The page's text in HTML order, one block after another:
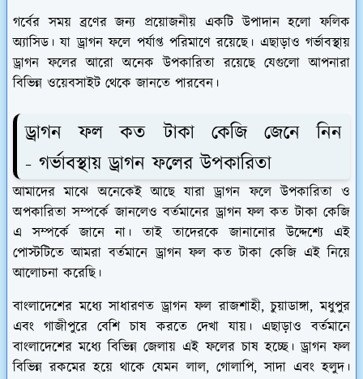
গর্বের সময় ব্রণের জন্য প্রয়োজনীয় একটি উপাদান হলো ফলিক
অ্যাসিড। যা ড্রাগন ফলে পর্যাপ্ত পরিমাণে রয়েছে। এছাড়াও গর্ভাবস্থায়
ড্রাগন ফলের আরো অনেক উপকারিতা রয়েছে যেগুলো আপনারা
বিভিন্ন ওয়েবসাইট থেকে জানতে পারবেন।
ড্রাগন ফল কত টাকা কেজি জেনে নিন
- গর্ভাবস্থায় ড্রাগন ফলের উপকারিতা
আমাদের মাঝে অনেকেই আছে যারা ড্রাগন ফলে উপকারিতা ও
অপকারিতা সম্পর্কে জানলেও বর্তমানের ড্রাগন ফল কত টাকা কেজি
এ সম্পর্কে জানে না। তাই তাদেরকে জানানোর উদ্দেশ্যে এই
পোস্টটিতে আমরা বর্তমানে ড্রাগন ফল কত টাকা কেজি এই নিয়ে
আলোচনা করেছি।
বাংলাদেশের মধ্যে সাধারণত ড্রাগন ফল রাজশাহী, চুয়াডাঙ্গা, মধুপুর
এবং গাজীপুরে বেশি চাষ করতে দেখা যায়। এছাড়াও বর্তমানে
বাংলাদেশের মধ্যে বিভিন্ন জেলায় এই ফলের চাষ হচ্ছে। ড্রাগন ফল
বিভিন্ন রকমের হয়ে থাকে যেমন লাল, গোলাপি, সাদা এবং হলুদ।